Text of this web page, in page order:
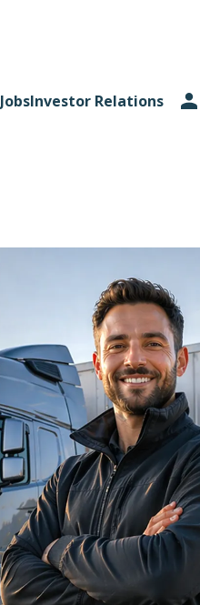
JobsInvestor Relations